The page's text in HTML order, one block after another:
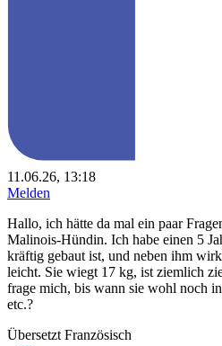
11.06.26, 13:18
Melden
Hallo, ich hätte da mal ein paar
Malinois-Hündin. Ich habe einen 5
kräftig gebaut ist, und neben ihm
leicht. Sie wiegt 17 kg, ist ziemlich
frage mich, bis wann sie wohl noch
etc.?
Übersetzt Französisch